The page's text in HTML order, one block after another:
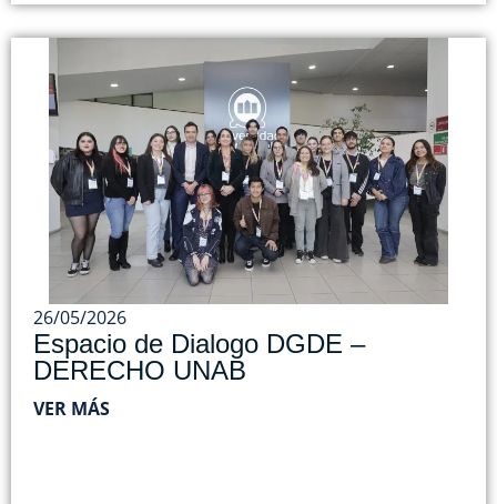
26/05/2026
Espacio de Dialogo DGDE –
DERECHO UNAB
VER MÁS